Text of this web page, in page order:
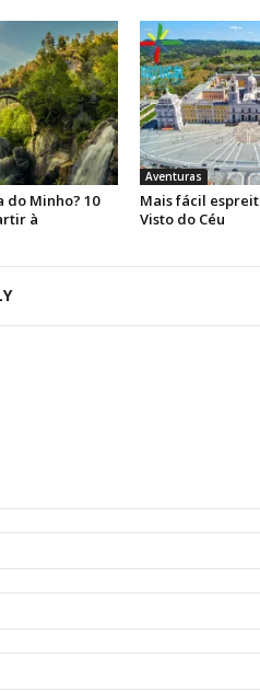
do Minho? 10
à
Aventuras
Mais fácil
Visto do Céu